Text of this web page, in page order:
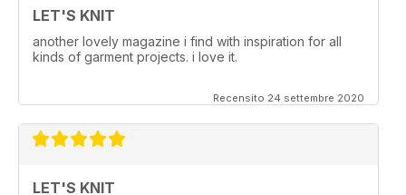
LET'S KNIT
another lovely magazine i find with inspiration for all
kinds of garment projects. i love it.
Recensito 24 settembre 2020
LET'S KNIT